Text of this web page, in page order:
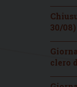
30/08)
clero